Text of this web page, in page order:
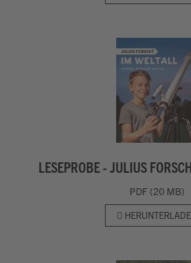
LESEPROBE - JULIUS
PDF (20 MB)